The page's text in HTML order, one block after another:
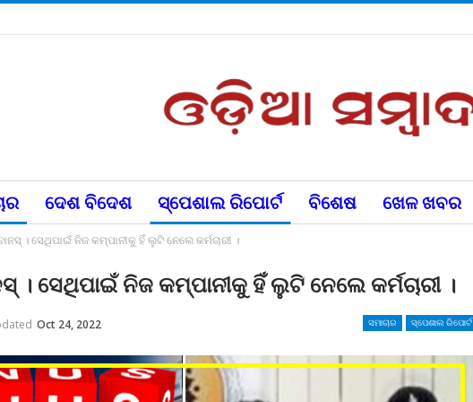
ଦେଶ ବିଦେଶ ସ୍ପେଶାଲ ରିପୋର୍ଟ ବିଶେଷ ଖେଳ ଖବର
। ସେଥିପାଇଁ ନିଜ କମ୍ପାନୀକୁ ହିଁ ଲୁଟି ନେଲେ କର୍ମଚାରୀ ।
। ସେଥିପାଇଁ ନିଜ କମ୍ପାନୀକୁ ହିଁ ଲୁଟି ନେଲେ କର୍ମଚାରୀ ।
ସମାଚାର ସ୍ପେଶାଲ ରିପୋର୍ଟ
Oct 24, 2022